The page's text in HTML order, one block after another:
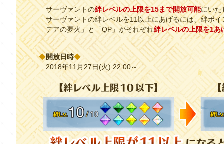
サーヴァントの絆レベルの上限を15まで開放可能にいた
サーヴァントの絆レベルを11以上にあげるには、絆ポ
デアの夢火」と「QP」がそれぞれ絆レベルの上限を1あ
◆開放日時◆
2018年11月27日(火) 22:00～